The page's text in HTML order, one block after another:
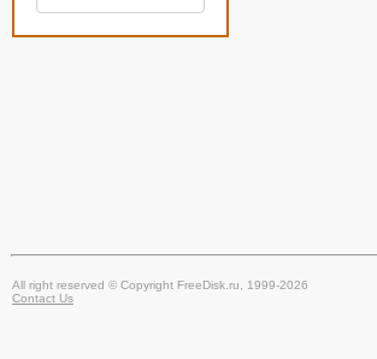
All right reserved © Copyright FreeDisk.ru, 1999-2026
Contact Us